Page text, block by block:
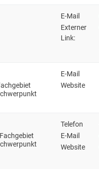
E-Mail
Externer
Link:
E-Mail
Website
Telefon
E-Mail
Website